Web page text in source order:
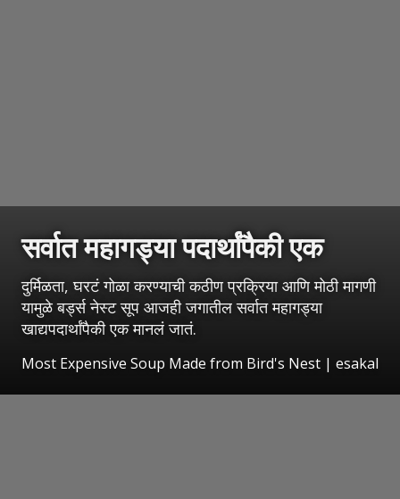
सर्वात महागड्या पदार्थांपैकी एक
दुर्मिळता, घरटं गोळा करण्याची कठीण प्रक्रिया आणि मोठी मागणी
यामुळे बर्ड्स नेस्ट सूप आजही जगातील सर्वात महागड्या
खाद्यपदार्थांपैकी एक मानलं जातं.
Most Expensive Soup Made from Bird's Nest | esakal